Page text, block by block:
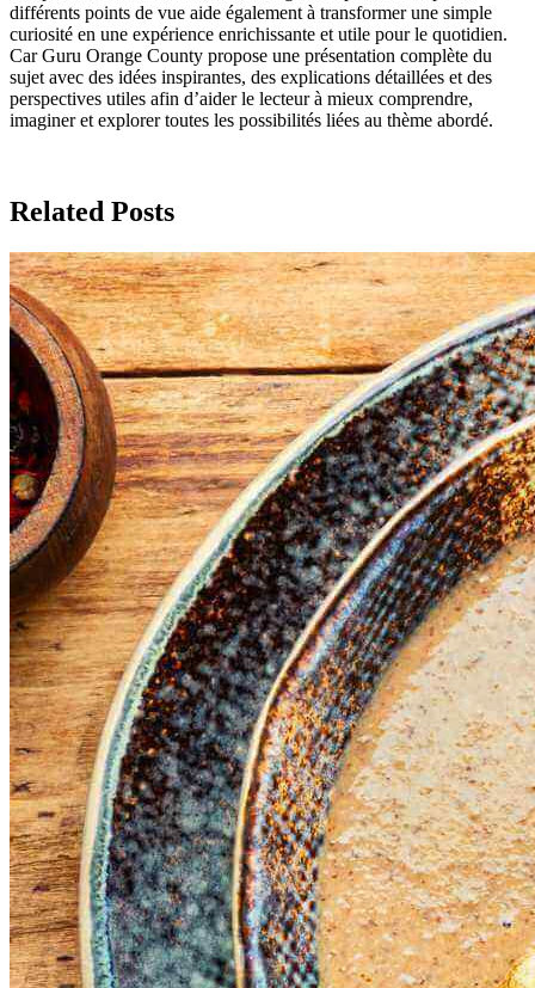
différents points de vue aide également à transformer une simple
curiosité en une expérience enrichissante et utile pour le quotidien.
Car Guru Orange County propose une présentation complète du
sujet avec des idées inspirantes, des explications détaillées et des
perspectives utiles afin d’aider le lecteur à mieux comprendre,
imaginer et explorer toutes les possibilités liées au thème abordé.
Related Posts